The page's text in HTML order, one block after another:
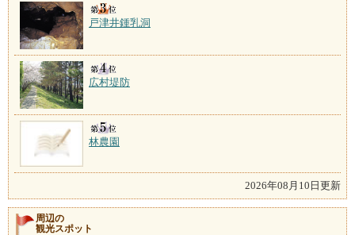
戸津井鍾乳洞
広村堤防
林農園
2026年08月10日更新
周辺の
観光スポット